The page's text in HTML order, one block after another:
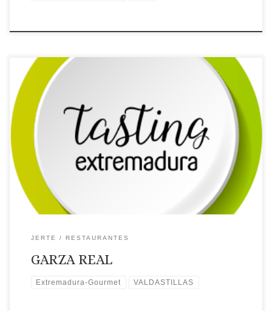
Licencia: R-CC-01017
Comarca turística: JERTE
Localidad: Valdastillas
Dirección: Calle Piscina, 12
Página
web: Web ✉Correo Electrónico: Contactar por correo
electrónico
Teléfono: Teléfono: 626 982 784
Recomendaciones: Gastroexperiencias. Extremadura Gourmet.
🗺Ubicación
JERTE RESTAURANTES
GARZA REAL
Extremadura-Gourmet VALDASTILLAS